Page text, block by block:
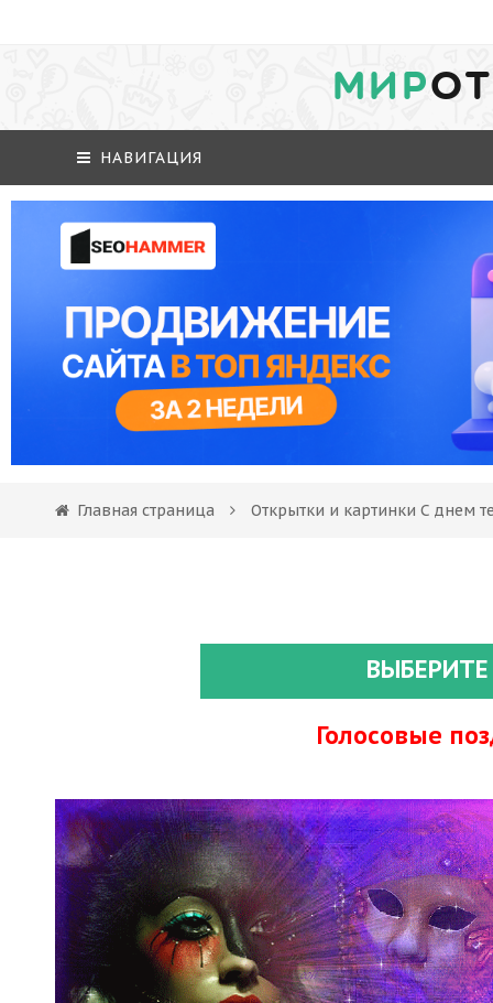
МИР
НАВИГАЦИЯ
Главная страница Открытки и картинки С днем
Голосовые